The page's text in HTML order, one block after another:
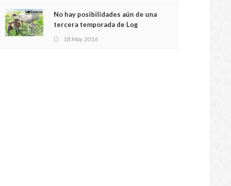
No hay posibilidades aún de una
tercera temporada de Log
18 May 2016